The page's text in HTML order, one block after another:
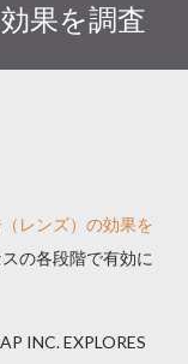
果を調査
レンズ）の効果を
の各段階で有効に
INC. EXPLORES